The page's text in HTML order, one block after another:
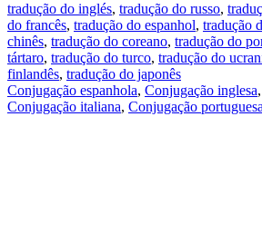
tradução do inglés, tradução do russo,
do francês, tradução do espanhol, tradução
chinês, tradução do coreano, tradução do
tártaro, tradução do turco, tradução do
finlandês, tradução do japonês
Conjugação espanhola, Conjugação inglesa,
Conjugação italiana, Conjugação portuguesa